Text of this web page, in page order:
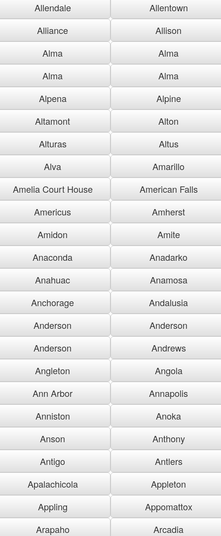
Allendale
Allentown
Alliance
Allison
Alma
Alma
Alma
Alma
Alpena
Alpine
Altamont
Alton
Alturas
Altus
Alva
Amarillo
Amelia Court House
American Falls
Americus
Amherst
Amidon
Amite
Anaconda
Anadarko
Anahuac
Anamosa
Anchorage
Andalusia
Anderson
Anderson
Anderson
Andrews
Angleton
Angola
Ann Arbor
Annapolis
Anniston
Anoka
Anson
Anthony
Antigo
Antlers
Apalachicola
Appleton
Appling
Appomattox
Arapaho
Arcadia